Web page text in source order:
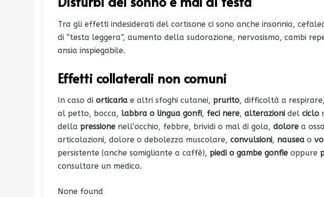
Tra gli effetti indesiderati del cortisone ci sono anche insonnia,
di “testa leggera”, aumento della sudorazione, nervosismo, cambi
ansia inspiegabile.
Effetti collaterali non comuni
In caso di orticaria e altri sfoghi cutanei, prurito, difficoltà a respirare,
al petto, bocca, labbra o lingua gonfi, feci nere, alterazioni del ciclo
della pressione nell’occhio, febbre, brividi o mal di gola, dolore a
articolazioni, dolore o debolezza muscolare, convulsioni, nausea o
persistente (anche somigliante a caffè), piedi o gambe gonfie oppure
consultare un medico.
None found